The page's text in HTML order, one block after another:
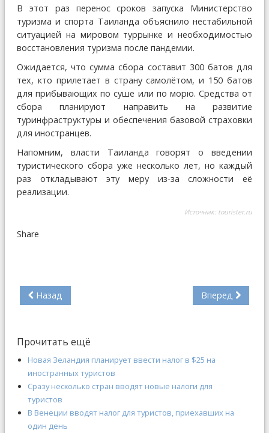
В этот раз перенос сроков запуска Министерство
туризма и спорта Таиланда объяснило нестабильной
ситуацией на мировом туррынке и необходимостью
восстановления туризма после пандемии.
Ожидается, что сумма сбора составит 300 батов для
тех, кто прилетает в страну самолётом, и 150 батов
для прибывающих по суше или по морю. Средства от
сбора планируют направить на развитие
туринфраструктуры и обеспечения базовой страховки
для иностранцев.
Напомним, власти Таиланда говорят о введении
туристического сбора уже несколько лет, но каждый
раз откладывают эту меру из-за сложности её
реализации.
Источник: tourister.ru
Share
Назад Вперед
Прочитать ещё
Новая Зеландия планирует ввести налог в $25 на
иностранных туристов
Сразу несколько стран вводят новые налоги для
туристов
В Венеции вводят налог для туристов, приехавших на
один день